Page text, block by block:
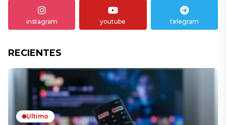
instagram youtube telegram
RECIENTES
Ultimo